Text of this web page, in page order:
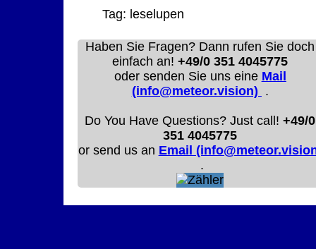
Tag: leselupen
Haben Sie Fragen? Dann rufen Sie doch
einfach an!+49/0 351 4045775
oder senden Sie uns eine Mail
(info@meteor.vision) .
Do You Have Questions? Just call!+49/0
351 4045775
or send us an Email
.